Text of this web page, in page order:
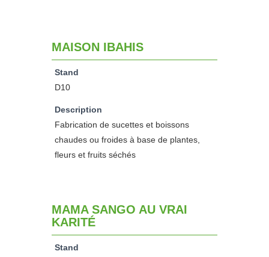
MAISON IBAHIS
Stand
D10
Description
Fabrication de sucettes et boissons
chaudes ou froides à base de plantes,
fleurs et fruits séchés
MAMA SANGO AU VRAI
KARITÉ
Stand